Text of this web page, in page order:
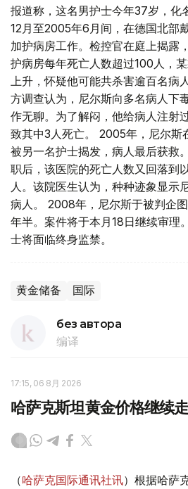
报道称，这名男护士今年37岁，化
12月至2005年6月间，在德国北部
加护病房工作。检控官在庭上揭露
护病房每年死亡人数超过100人，
上升，怀疑他可能共杀害逾百名病
方调查认为，尼尔斯向多名病人下
作无聊。为了解闷，他给病人注射
致其中3人死亡。 2005年，尼尔斯
被另一名护士揭发，病人最后获救
职后，该医院的死亡人数又回落到
人。该院医生认为，种种迹象显示
病人。 2008年，尼尔斯于被判企
年半。案件将于本月18日继续审理
士将面临终身监禁。
黄金储备 国际
без автора
编译
17:15, 06 8月 2026
哈萨克斯坦黄金价格继续
（哈萨克国际通讯社讯）根据哈萨